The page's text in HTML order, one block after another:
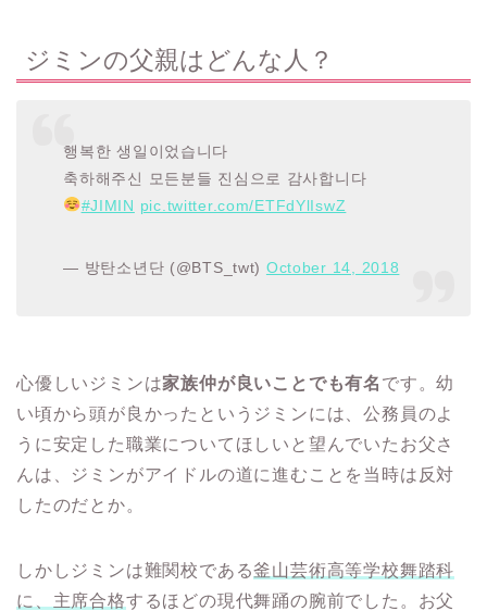
ジミンの父親はどんな人？
행복한 생일이었습니다
축하해주신 모든분들 진심으로 감사합니다
#JIMIN pic.twitter.com/ETFdYlIswZ
— 방탄소년단 (@BTS_twt) October 14, 2018
心優しいジミンは家族仲が良いことでも有名 です。幼
い頃から頭が良かったというジミンには、公務員のよ
うに安定した職業についてほしいと望んでいたお父さ
んは、ジミンがアイドルの道に進むことを当時は反対
したのだとか。
しかしジミンは難関校である釜山芸術高等学校舞踏科
に、主席合格するほどの現代舞踊の腕前でした。お父